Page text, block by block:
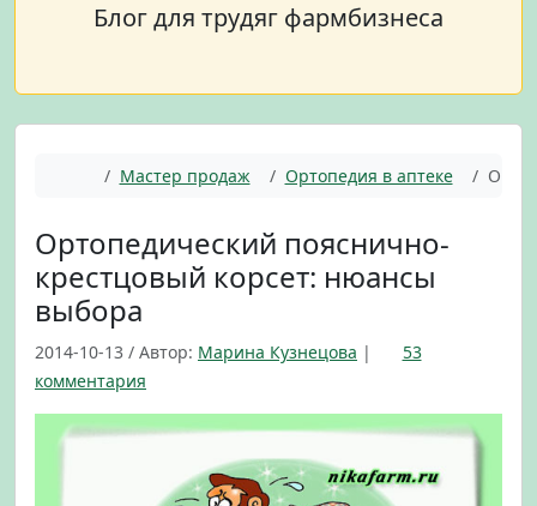
Блог для трудяг фармбизнеса
ГлавнаяМастер продаж Ортопедия в аптеке
Ортопедический пояснично-
крестцовый корсет: нюансы
выбора
2014-10-13 / Автор: Марина Кузнецова |
53
комментария
а